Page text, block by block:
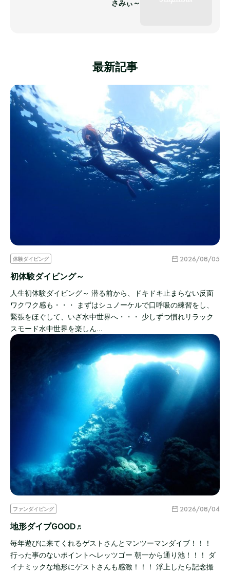
さみぃ～
最新記事
体験ダイビング 2026/08/05
初体験ダイビング～
人生初体験ダイビング～ 潜る前から、ドキドキ止まらない反面
ワクワク感も・・・ まずはシュノーケルで口呼吸の練習をし、
緊張をほぐして、いざ水中世界へ・・・ 少しずつ慣れリラック
スモード水中世界を楽しん…
ファンダイビング 2026/08/04
地形ダイブGOOD♬
毎年遊びに来てくれるゲストさんとマンツーマンダイブ！！！
行った事のないポイントへレッツゴー 朝一から通り池！！！ ダ
イナミックな地形にゲストさんも感激！！！ 浮上したら記念撮